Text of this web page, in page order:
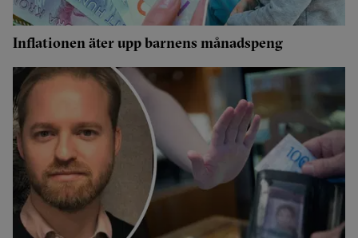
Inflationen äter upp barnens månadspeng